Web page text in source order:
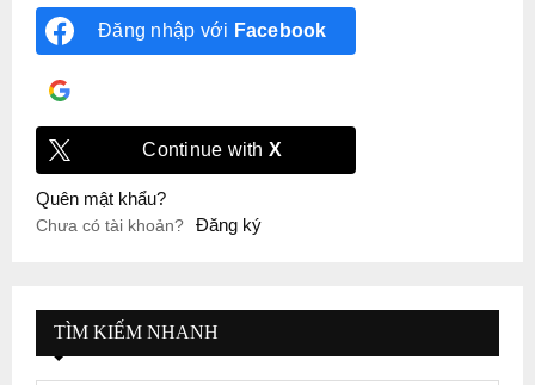
Đăng nhập với Facebook
Continue with X
Quên mật khẩu?
Chưa có tài khoản? Đăng ký
TÌM KIẾM NHANH